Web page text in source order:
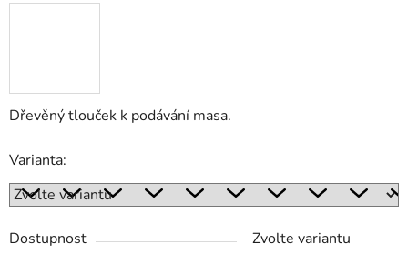
Dřevěný tlouček k podávání masa.
Varianta:
Dostupnost
Zvolte variantu